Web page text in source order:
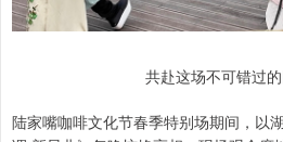
共赴这场不可错过
陆家嘴咖啡文化节春季特别场期间，以